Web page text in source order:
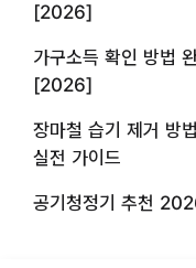
[2026]
가구소득 확인 방법
[2026]
장마철 습기 제거
실전 가이드
공기청정기 추천